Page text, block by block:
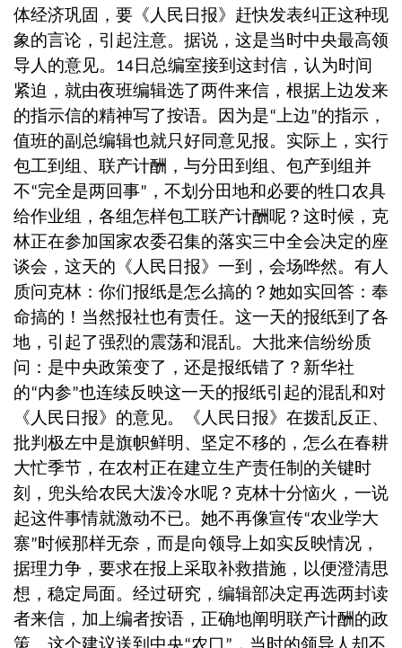
体经济巩固，要《人民日报》赶快发表纠正这种现
象的言论，引起注意。据说，这是当时中央最高领
导人的意见。
14 日总编室接到这封信，认为时间
紧迫，就由夜班编辑选了两件来信，根据上边发来
的指示信的精神写了按语。因为是“ 上边”的指示，
值班的副总编辑也就只好同意见报。实际上，实行
包工到组、联产计酬，与分田到组、包产到组并
不“完全是两回事” ，不划分田地和必要的牲口农具
给作业组，各组怎样包工联产计酬呢？这时候，克
林正在参加国家农委召集的落实三中全会决定的座
谈会，这天的《人民日报》一到，会场哗然。有人
质问克林：你们报纸是怎么搞的？她如实回答：奉
命搞的！当然报社也有责任。这一天的报纸到了各
地，引起了强烈的震荡和混乱。大批来信纷纷质
问：是中央政策变了，还是报纸错了？新华社
的“内参”也连续反映这一天的报纸引起的混乱和对
《人民日报》的意见。《人民日报》在拨乱反正、
批判极左中是旗帜鲜明、坚定不移的，怎么在春耕
大忙季节，在农村正在建立生产责任制的关键时
刻，兜头给农民大泼冷水呢？克林十分恼火，一说
起这件事情就激动不已。她不再像宣传“农业学大
寨” 时候那样无奈，而是向领导上如实反映情况，
据理力争，要求在报上采取补救措施，以便澄清思
想，稳定局面。经过研究，编辑部决定再选两封读
者来信，加上编者按语，正确地阐明联产计酬的政
策。这个建议送到中央 农口
，当时的领导人却不